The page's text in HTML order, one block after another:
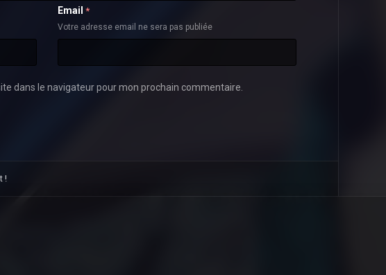
Email *
Votre adresse email ne sera pas publiée
dans le navigateur pour mon prochain commentaire.
!